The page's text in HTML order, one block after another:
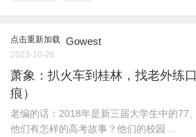
点击重新加载 Gowest
2023-10-26
萧象：扒火车到桂林，找老外练
痕）
老编的话：2018年是新三届大学生中的77
他们有怎样的高考故事？他们的校园 ...